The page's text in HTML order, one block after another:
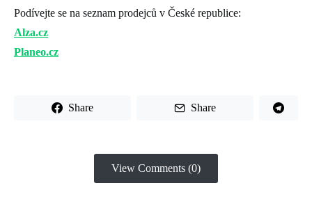
Podívejte se na seznam prodejců v České republice:
Alza.cz
Planeo.cz
Share Share
View Comments (0)